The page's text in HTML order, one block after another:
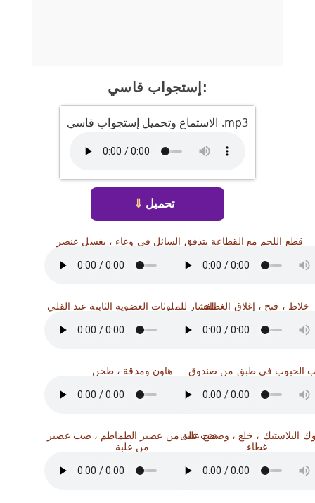
إستجواب قاسي:
الاستماع وتحميل إستجواب قاسي .mp3
⇓ تحميل
يتدفق السائل في وعاء ، يغسل عنصر
الفشار للملوثات العضوية الثابتة عند القلي
هاون ومدقة ، طحن
فتح علبة من عصير الطماطم ، صب عصير
من علبة
قطع اللحم مع القطاعة
خلاط ، فتح ، إغلاق الغطاء
الحبوب في طبق من صندوق
البلاستيك ، خلع ، وضعت على
غطاء